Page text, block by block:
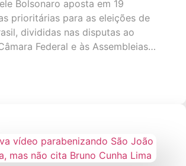
Bolsonaro aposta em 19
prioritárias para as eleições de
divididas nas disputas ao
Federal e às Assembleias…